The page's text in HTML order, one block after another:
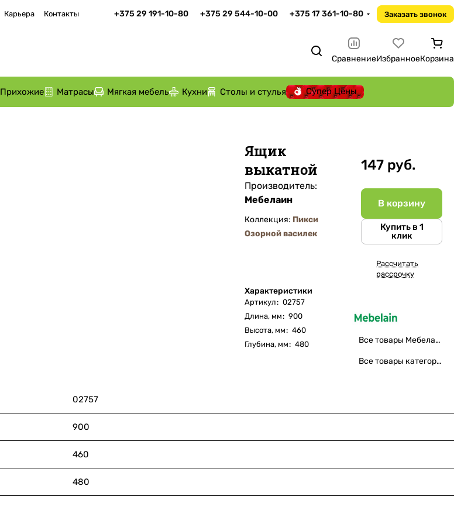
Карьера Контакты +375 29 191-10-80 +375 29 544-10-00 +375 17 361-10-80 Заказать звонок
СравнениеИзбранноеКорзина
Прихожие Матрасы Мягкая мебель Кухни Столы и стулья Супер Цены
Ящик
выкатной
Производитель:
Мебелаин
Коллекция: Пикси
Озорной василек
Характеристики
Артикул: 02757
Длина, мм: 900
Высота, мм: 460
Глубина, мм: 480
147 руб.
В корзину
Купить в 1
клик
Рассчитать
рассрочку
Все товары Мебелаин
Все товары категории
02757
900
460
480